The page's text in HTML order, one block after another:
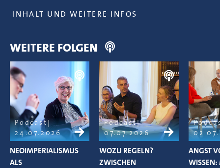
INHALT UND WEITERE INFOS
WEITERE FOLGEN
Podcast
24.07.2026
NEOIMPERIALISMUS
ALS
Podcast
07.07.2026
WOZU REGELN?
ZWISCHEN
ANGST
WISSEN: